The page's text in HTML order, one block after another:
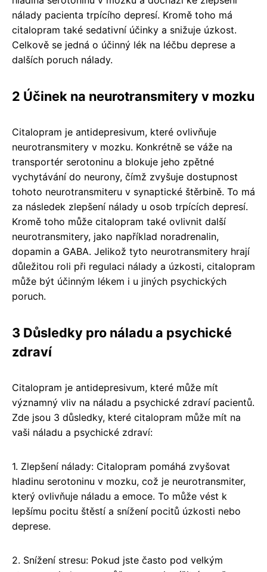
nálady pacienta trpícího depresí. Kromě toho má
citalopram také sedativní účinky a snižuje úzkost.
Celkově se jedná o účinný lék na léčbu deprese a
dalších poruch nálady.
2 Účinek na neurotransmitery v mozku
Citalopram je antidepresivum, které ovlivňuje
neurotransmitery v mozku. Konkrétně se váže na
transportér serotoninu a blokuje jeho zpětné
vychytávání do neurony, čímž zvyšuje dostupnost
tohoto neurotransmiteru v synaptické štěrbině. To má
za následek zlepšení nálady u osob trpících depresí.
Kromě toho může citalopram také ovlivnit další
neurotransmitery, jako například noradrenalin,
dopamin a GABA. Jelikož tyto neurotransmitery hrají
důležitou roli při regulaci nálady a úzkosti, citalopram
může být účinným lékem i u jiných psychických
poruch.
3 Důsledky pro náladu a psychické
zdraví
Citalopram je antidepresivum, které může mít
významný vliv na náladu a psychické zdraví pacientů.
Zde jsou 3 důsledky, které citalopram může mít na
vaši náladu a psychické zdraví:
1. Zlepšení nálady: Citalopram pomáhá zvyšovat
hladinu serotoninu v mozku, což je neurotransmiter,
který ovlivňuje náladu a emoce. To může vést k
lepšímu pocitu štěstí a snížení pocitů úzkosti nebo
deprese.
2. Snížení stresu: Pokud jste často pod velkým